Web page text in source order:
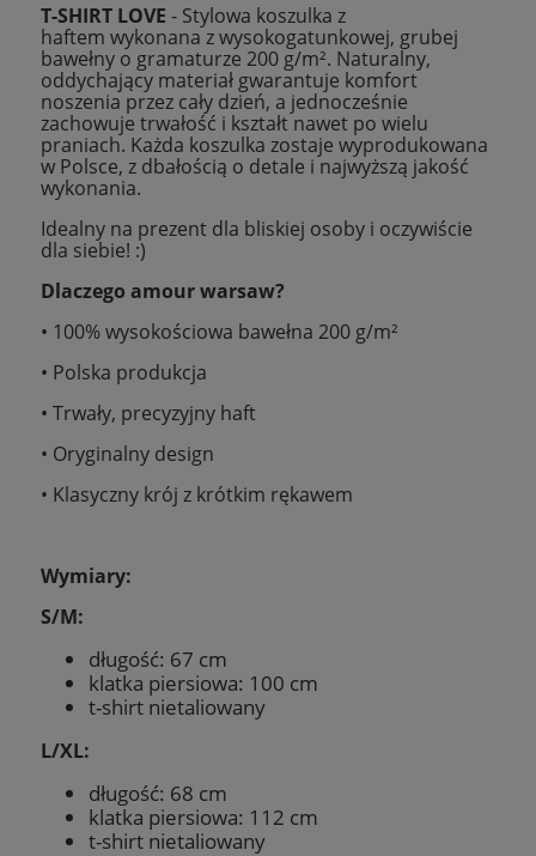
T-SHIRT LOVE - Stylowa koszulka z
haftem wykonana z wysokogatunkowej, grubej
bawełny o gramaturze 200 g/m². Naturalny,
oddychający materiał gwarantuje komfort
noszenia przez cały dzień, a jednocześnie
zachowuje trwałość i kształt nawet po wielu
praniach. Każda koszulka zostaje wyprodukowana
w Polsce, z dbałością o detale i najwyższą jakość
wykonania.
Idealny na prezent dla bliskiej osoby i oczywiście
dla siebie! :)
Dlaczego amour warsaw?
• 100% wysokościowa bawełna 200 g/m²
• Polska produkcja
• Trwały, precyzyjny haft
• Oryginalny design
• Klasyczny krój z krótkim rękawem
Wymiary:
S/M:
długość: 67 cm
klatka piersiowa: 100 cm
t-shirt nietaliowany
L/XL:
długość: 68 cm
klatka piersiowa: 112 cm
t-shirt nietaliowany